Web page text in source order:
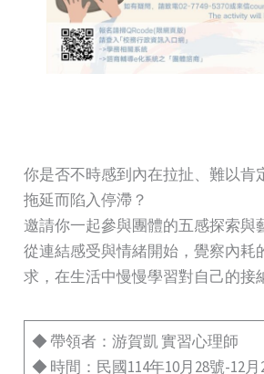
你是否不時感到內在拉扯、難以肯
拖延而陷入停滯？
邀請你一起參與團體的五感探索與
從連結感受與情緒開始，覺察內耗
求，在生活中慢慢學習對自己的接
◆ 帶領者：游賀凱 實習心理師
◆ 時間：民國114年10月28號-12